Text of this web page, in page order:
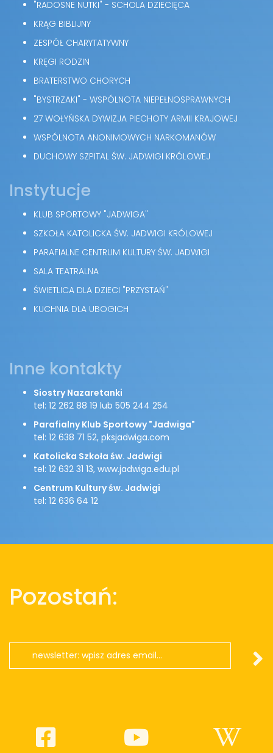
"RADOSNE NUTKI" - SCHOLA DZIECIĘCA
KRĄG BIBLIJNY
ZESPÓŁ CHARYTATYWNY
KRĘGI RODZIN
BRATERSTWO CHORYCH
"BYSTRZAKI" - WSPÓLNOTA NIEPEŁNOSPRAWNYCH
27 WOŁYŃSKA DYWIZJA PIECHOTY ARMII KRAJOWEJ
WSPÓLNOTA ANONIMOWYCH NARKOMANÓW
DUCHOWY SZPITAL ŚW. JADWIGI KRÓLOWEJ
Instytucje
KLUB SPORTOWY "JADWIGA"
SZKOŁA KATOLICKA ŚW. JADWIGI KRÓLOWEJ
PARAFIALNE CENTRUM KULTURY ŚW. JADWIGI
SALA TEATRALNA
ŚWIETLICA DLA DZIECI "PRZYSTAŃ"
KUCHNIA DLA UBOGICH
Inne kontakty
Siostry Nazaretanki
tel: 12 262 88 19 lub 505 244 254
Parafialny Klub Sportowy "Jadwiga"
tel: 12 638 71 52, pksjadwiga.com
Katolicka Szkoła św. Jadwigi
tel: 12 632 31 13, www.jadwiga.edu.pl
Centrum Kultury św. Jadwigi
tel: 12 636 64 12
Pozostań: